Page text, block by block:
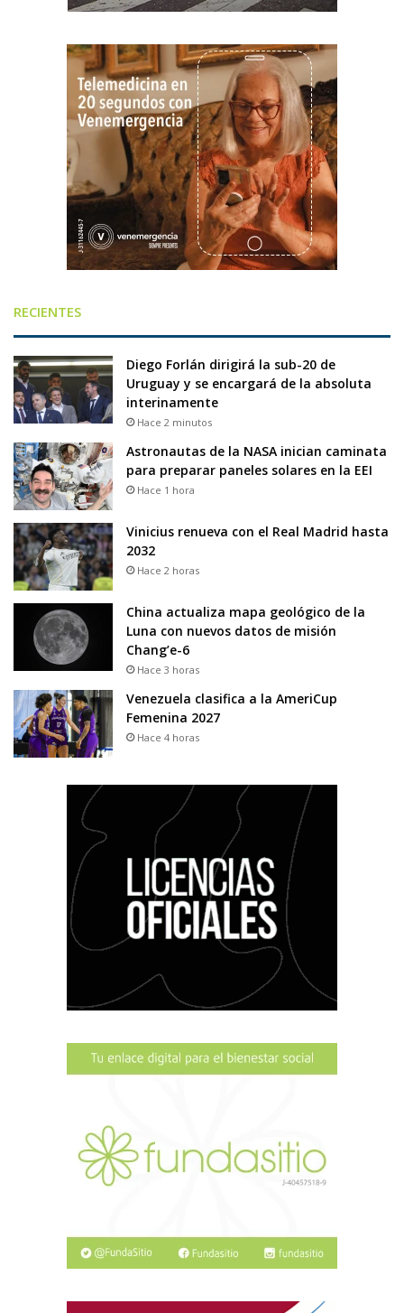
RECIENTES
Diego Forlán dirigirá la sub-20 de
Uruguay y se encargará de la absoluta
interinamente
Hace 2 minutos
Astronautas de la NASA inician caminata
para preparar paneles solares en la EEI
Hace 1 hora
Vinicius renueva con el Real Madrid hasta
2032
Hace 2 horas
China actualiza mapa geológico de la
Luna con nuevos datos de misión
Chang’e-6
Hace 3 horas
Venezuela clasifica a la AmeriCup
Femenina 2027
Hace 4 horas